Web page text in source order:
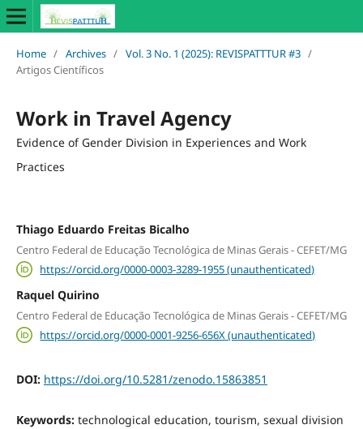
Home / Archives / Vol. 3 No. 1 (2025): REVISPATTTUR #3 /
Artigos Científicos
Work in Travel Agency
Evidence of Gender Division in Experiences and Work
Practices
Thiago Eduardo Freitas Bicalho
Centro Federal de Educação Tecnológica de Minas Gerais - CEFET/MG
https://orcid.org/0000-0003-3289-1955 (unauthenticated)
Raquel Quirino
Centro Federal de Educação Tecnológica de Minas Gerais - CEFET/MG
https://orcid.org/0000-0001-9256-656X (unauthenticated)
DOI: https://doi.org/10.5281/zenodo.15863851
Keywords: technological education, tourism, sexual division